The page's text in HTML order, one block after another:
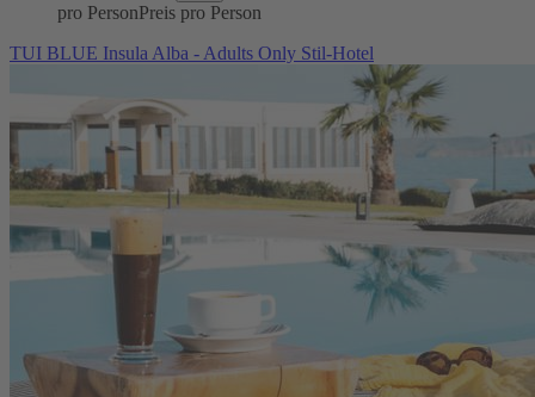
pro PersonPreis pro Person
TUI BLUE Insula Alba - Adults Only Stil-Hotel